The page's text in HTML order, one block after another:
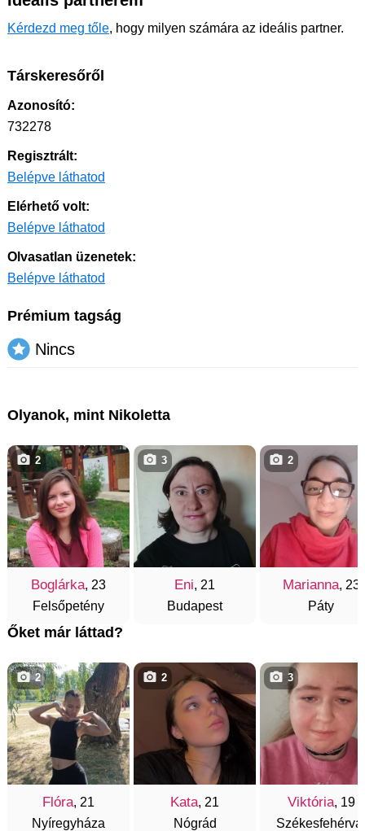
Kérdezd meg tőle, hogy milyen számára az ideális partner.
Társkeresőről
Azonosító:
732278
Regisztrált:
Belépve láthatod
Elérhető volt:
Belépve láthatod
Olvasatlan üzenetek:
Belépve láthatod
Prémium tagság
Nincs
Olyanok, mint Nikoletta
Boglárka, 23
Felsőpetény
2
Eni, 21
Budapest
3
Marianna, 23
Páty
2
Őket már láttad?
Flóra, 21
Nyíregyháza
2
Kata, 21
Nógrád
2
Viktória, 19
3